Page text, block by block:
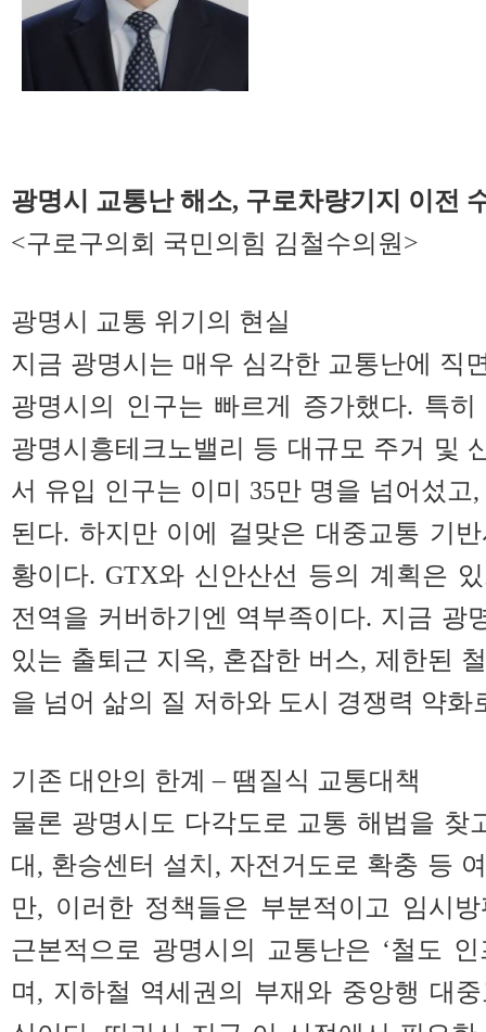
광명시 교통난 해소, 구로차량기지 이전
<구로구의회 국민의힘 김철수의원>
광명시 교통 위기의 현실
지금 광명시는 매우 심각한 교통난에 직
광명시의 인구는 빠르게 증가했다. 특
광명시흥테크노밸리 등 대규모 주거 및
서 유입 인구는 이미 35만 명을 넘어섰고
된다. 하지만 이에 걸맞은 대중교통 기
황이다. GTX와 신안산선 등의 계획은
전역을 커버하기엔 역부족이다. 지금 광
있는 출퇴근 지옥, 혼잡한 버스, 제한된
을 넘어 삶의 질 저하와 도시 경쟁력 약화
기존 대안의 한계 – 땜질식 교통대책
물론 광명시도 다각도로 교통 해법을 찾
대, 환승센터 설치, 자전거도로 확충 등
만, 이러한 정책들은 부분적이고 임시
근본적으로 광명시의 교통난은 ‘철도
며, 지하철 역세권의 부재와 중앙행 대